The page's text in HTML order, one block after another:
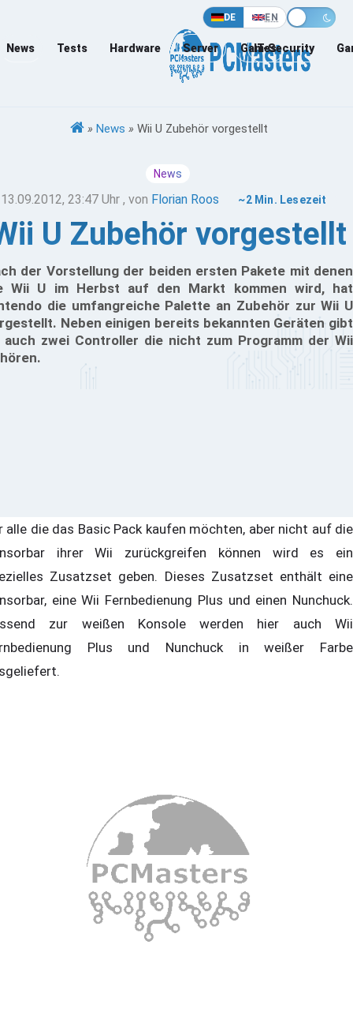
DE EN
News Tests Hardware Server Games
IT-Security
» News » Wii U Zubehör vorgestellt
News
13.09.2012, 23:47 Uhr , von Florian Roos ~2 Min. Lesezeit
U Zubehör vorgestellt
der Vorstellung der beiden ersten Pakete mit denen
Wii U im Herbst auf den Markt kommen wird, hat
die umfangreiche Palette an Zubehör zur Wii U
Neben einigen bereits bekannten Geräten gibt
auch zwei Controller die nicht zum Programm der Wii
alle die das Basic Pack kaufen möchten, aber nicht auf die
ihrer Wii zurückgreifen können wird es ein
Zusatzset geben. Dieses Zusatzset enthält eine
eine Wii Fernbedienung Plus und einen Nunchuck.
zur weißen Konsole werden hier auch Wii
Plus und Nunchuck in weißer Farbe